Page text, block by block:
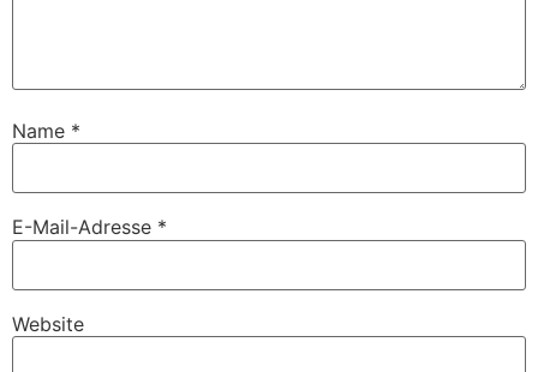
Name *
E-Mail-Adresse *
Website